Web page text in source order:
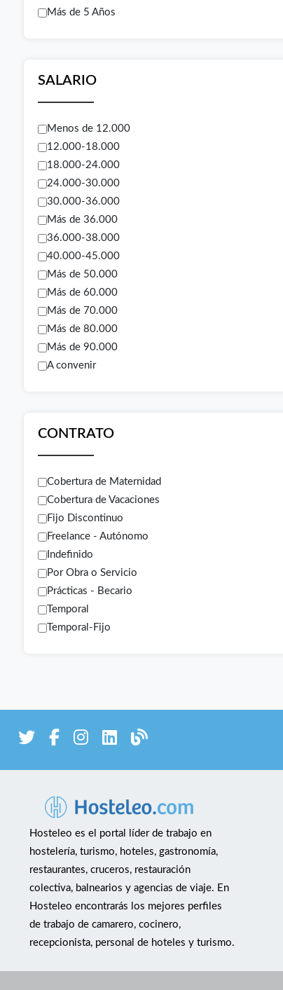
Más de 5 Años
SALARIO
Menos de 12.000
12.000-18.000
18.000-24.000
24.000-30.000
30.000-36.000
Más de 36.000
36.000-38.000
40.000-45.000
Más de 50.000
Más de 60.000
Más de 70.000
Más de 80.000
Más de 90.000
A convenir
CONTRATO
Cobertura de Maternidad
Cobertura de Vacaciones
Fijo Discontinuo
Freelance - Autónomo
Indefinido
Por Obra o Servicio
Prácticas - Becario
Temporal
Temporal-Fijo
Hosteleo es el portal líder de trabajo en
hostelería, turismo, hoteles, gastronomía,
restaurantes, cruceros, restauración
colectiva, balnearios y agencias de viaje. En
Hosteleo encontrarás los mejores perfiles
de trabajo de camarero, cocinero,
recepcionista, personal de hoteles y turismo.